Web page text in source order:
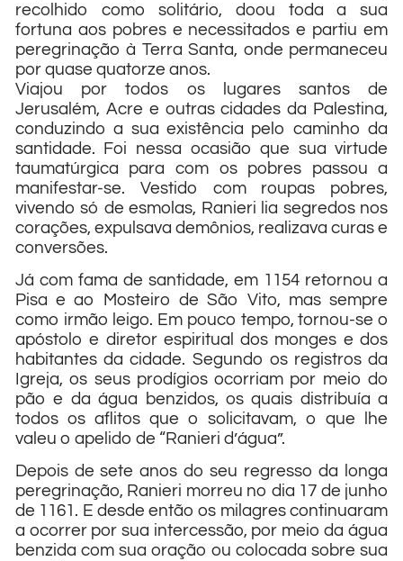
recolhido como solitário, doou toda a sua
fortuna aos pobres e necessitados e partiu em
peregrinação à Terra Santa, onde permaneceu
por quase quatorze anos.
Viajou por todos os lugares santos de
Jerusalém, Acre e outras cidades da Palestina,
conduzindo a sua existência pelo caminho da
santidade. Foi nessa ocasião que sua virtude
taumatúrgica para com os pobres passou a
manifestar-se. Vestido com roupas pobres,
vivendo só de esmolas, Ranieri lia segredos nos
corações, expulsava demônios, realizava curas e
conversões.
Já com fama de santidade, em 1154 retornou a
Pisa e ao Mosteiro de São Vito, mas sempre
como irmão leigo. Em pouco tempo, tornou-se o
apóstolo e diretor espiritual dos monges e dos
habitantes da cidade. Segundo os registros da
Igreja, os seus prodígios ocorriam por meio do
pão e da água benzidos, os quais distribuía a
todos os aflitos que o solicitavam, o que lhe
valeu o apelido de “Ranieri d’água”.
Depois de sete anos do seu regresso da longa
peregrinação, Ranieri morreu no dia 17 de junho
de 1161. E desde então os milagres continuaram
a ocorrer por sua intercessão, por meio da água
benzida com sua oração ou colocada sobre sua